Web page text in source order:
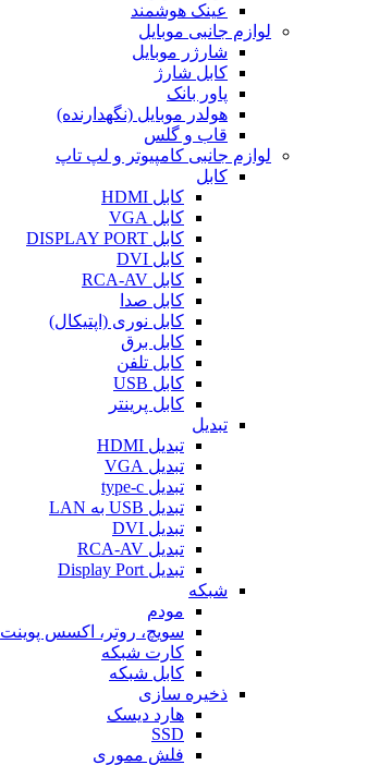
عینک هوشمند
لوازم جانبی موبایل
شارژر موبایل
کابل شارژ
پاور بانک
هولدر موبایل (نگهدارنده)
قاب و گلس
لوازم جانبی کامپیوتر و لپ تاپ
کابل
کابل HDMI
کابل VGA
کابل DISPLAY PORT
کابل DVI
کابل RCA-AV
کابل صدا
کابل نوری (اپتیکال)
کابل برق
کابل تلفن
کابل USB
کابل پرینتر
تبدیل
تبدیل HDMI
تبدیل VGA
تبدیل type-c
تبدیل USB به LAN
تبدیل DVI
تبدیل RCA-AV
تبدیل Display Port
شبکه
مودم
سویچ، روتر، اکسس پوینت
کارت شبکه
کابل شبکه
ذخیره سازی
هارد دیسک
SSD
فلش مموری